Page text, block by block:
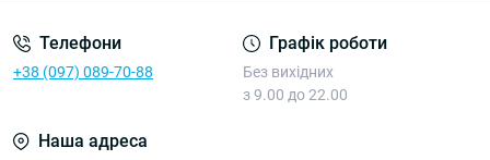
Телефони
+38 (097) 089-70-88
Графік роботи
Без вихідних
з 9.00 до 22.00
Наша адреса